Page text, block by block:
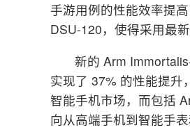
手游用例的性能效率提
DSU-120，使得采用最
新的 Arm
实现了 37% 的性能提升
智能手机市场，而包括
向从高端手机到智能手